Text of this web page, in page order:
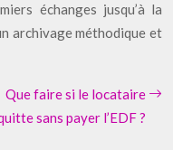
échanges jusqu’à la
archivage méthodique et
Que faire si le locataire
sans payer l’EDF ?